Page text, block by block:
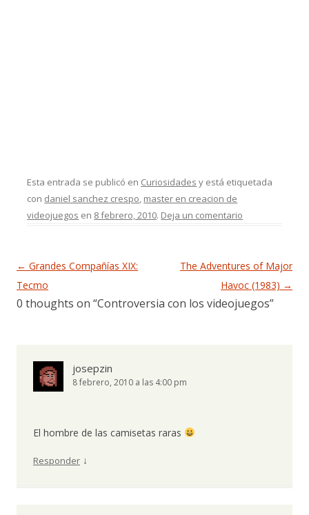
Esta entrada se publicó en Curiosidades y está etiquetada
con daniel sanchez crespo, master en creacion de
videojuegos en 8 febrero, 2010. Deja un comentario
Navegación de entradas
← Grandes Compañías XIX:
Tecmo
The Adventures of Major
Havoc (1983) →
0 thoughts on “Controversia con los videojuegos”
josepzin
8 febrero, 2010 a las 4:00 pm
El hombre de las camisetas raras
Responder ↓